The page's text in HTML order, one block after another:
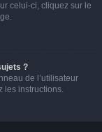
celui-ci, cliquez sur le
?
de l’utilisateur
les instructions.